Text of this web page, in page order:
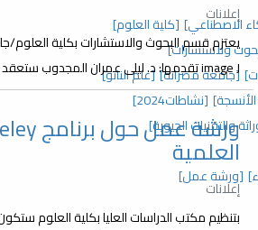
الاصطناعي] [كلية العلوم]
ولاستشارات]
[جامعة مصراتة][علم النانو]
[نشاطات2024]
والتقنيات الحيوية]
[ورشة عمل]
إعلانات
يعتزم قسم البحوث والاستشارات بكلية العلوم/
image J تقدمها: د. ليلى عمران المجدوب ستعقد الورشة يومي الثلاثاء والأربعاء : 13،12-نوفمبر-2024م ولمدة ساعتين...
العلمية
إعلانات
بتنظيم مكتب الدراسات العليا بكلية العلوم